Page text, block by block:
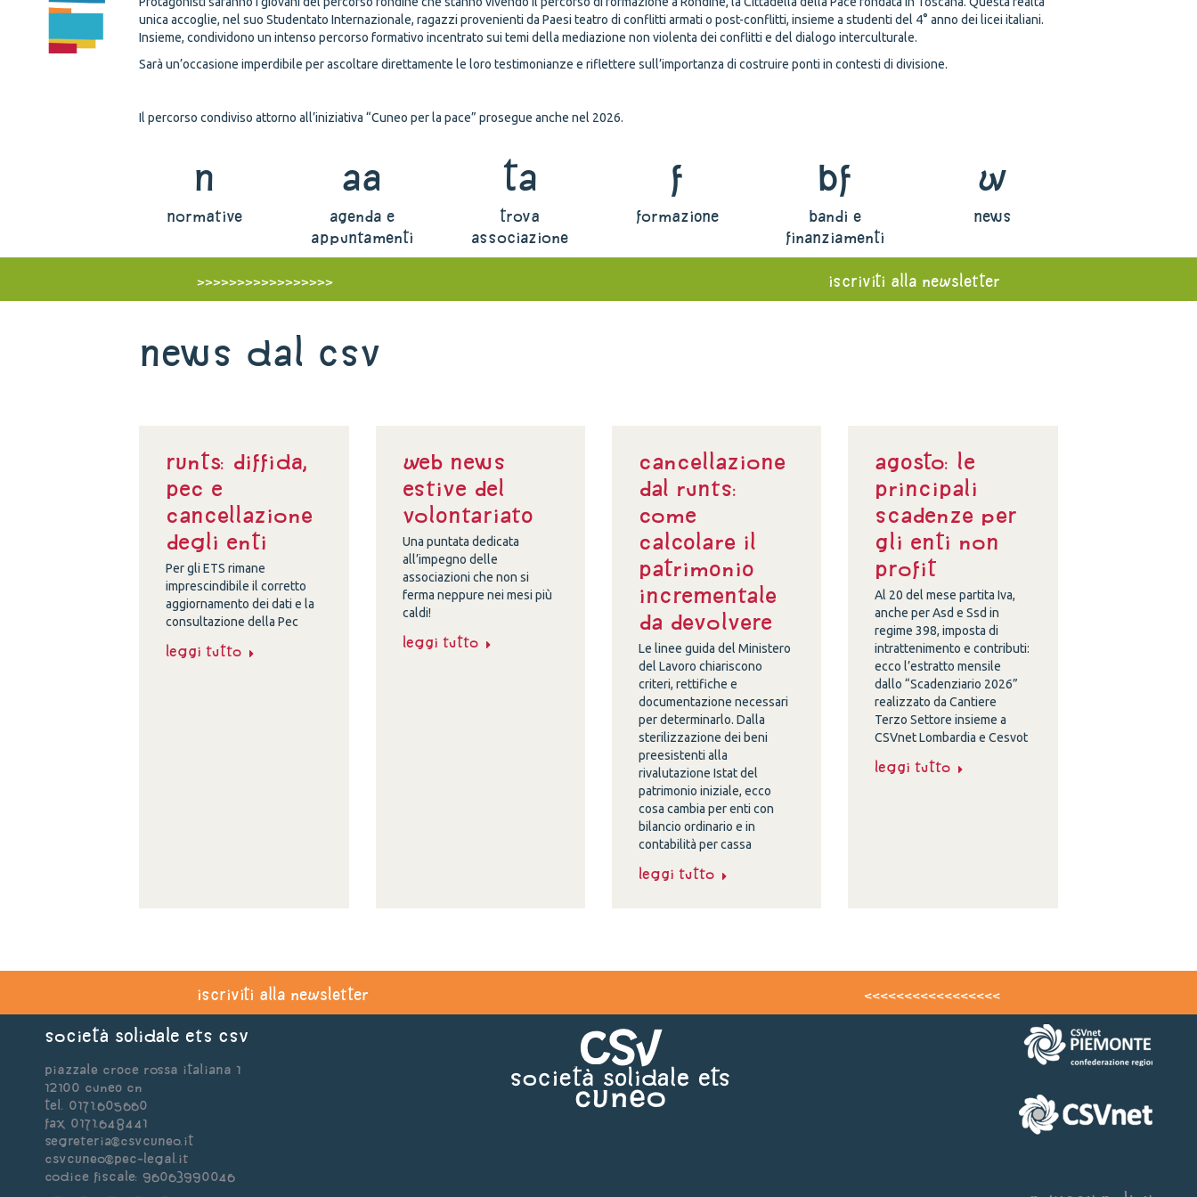
unica accoglie, nel suo Studentato Internazionale, ragazzi provenienti da Paesi teatro di conflitti armati o post-conflitti, insieme a studenti del 4° anno dei licei italiani.
Insieme, condividono un intenso percorso formativo incentrato sui temi della mediazione non violenta dei conflitti e del dialogo interculturale.
Sarà un’occasione imperdibile per ascoltare direttamente le loro testimonianze e riflettere sull’importanza di costruire ponti in contesti di divisione.
Il percorso condiviso attorno all’iniziativa “Cuneo per la pace” prosegue anche nel 2026.
n
normative
aa
agenda e
appuntamenti
ta
trova
associazione
f
formazione
bf
bandi e
finanziamenti
w
news
>>>>>>>>>>>>>>>>> iscriviti alla newsletter
News dal Csv
Runts: diffida,
Pec e
cancellazione
degli enti
Per gli ETS rimane
imprescindibile il corretto
aggiornamento dei dati e la
consultazione della Pec
Leggi tutto
Web news
estive del
volontariato
Una puntata dedicata
all’impegno delle
associazioni che non si
ferma neppure nei mesi più
caldi!
Leggi tutto
Cancellazione
dal Runts:
come
calcolare il
patrimonio
incrementale
da devolvere
Le linee guida del Ministero
del Lavoro chiariscono
criteri, rettifiche e
documentazione necessari
per determinarlo. Dalla
sterilizzazione dei beni
preesistenti alla
rivalutazione Istat del
patrimonio iniziale, ecco
cosa cambia per enti con
bilancio ordinario e in
contabilità per cassa
Leggi tutto
Agosto: le
principali
scadenze per
gli enti non
profit
Al 20 del mese partita Iva,
anche per Asd e Ssd in
regime 398, imposta di
intrattenimento e contributi:
ecco l’estratto mensile
dallo “Scadenziario 2026”
realizzato da Cantiere
Terzo Settore insieme a
CSVnet Lombardia e Cesvot
Leggi tutto
iscriviti alla newsletter <<<<<<<<<<<<<<<<<
Società Solidale ets CSV
Piazzale Croce Rossa Italiana 1
12100 Cuneo CN
Tel. 0171.605660
Fax 0171.648441
segreteria@csvcuneo.it
csvcuneo@pec-legal.it
Codice Fiscale: 96063990046